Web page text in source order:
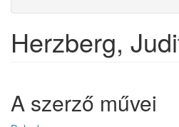
Herzberg,
A szerző művei